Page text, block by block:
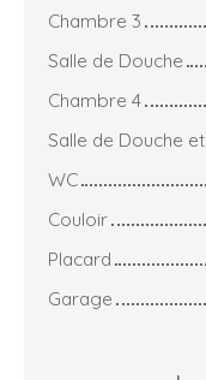
Chambre 3
Salle de Douche
Chambre 4
Salle de Douche
WC
Couloir
Placard
Garage